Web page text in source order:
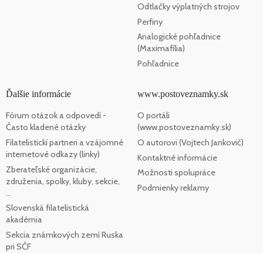
Odtlačky výplatných strojov
Perfiny
Analogické pohľadnice
(Maximafília)
Pohľadnice
Ďalšie informácie
Fórum otázok a odpovedí -
Často kladené otázky
Filatelistickí partneri a vzájomné
internetové odkazy (linky)
Zberateľské organizácie,
združenia, spolky, kluby, sekcie,
Slovenská filatelistická
akadémia
Sekcia známkových zemí Ruska
pri SČF
www.postoveznamky.sk
O portáli
(www.postoveznamky.sk)
O autorovi (Vojtech Jankovič)
Kontaktné informácie
Možnosti spolupráce
Podmienky reklamy